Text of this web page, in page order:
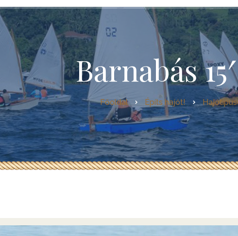
Hajóépítők Sportegyesület
Csatlakozz a
Sportegyesülethez!
Adatvédelmi irányelvek –
tájékoztató
ÁSZF
Hajótípusok
Útmutatók rendelése
Ingyenesen letölthető
építési útmutatók
Ness Boat
Optimist
SecPerc
Eureka 155
Az első
Evezőkészítés
LadiX – az
RebelCat
Barnabás
Főoldal Építs hajót!